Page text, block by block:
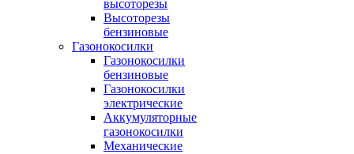
высоторезы
Высоторезы
бензиновые
Газонокосилки
Газонокосилки
бензиновые
Газонокосилки
электрические
Аккумуляторные
газонокосилки
Механические